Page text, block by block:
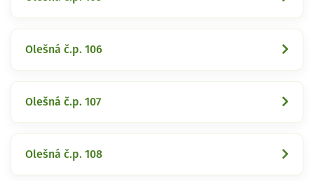
Olešná č.p. 106
Olešná č.p. 107
Olešná č.p. 108